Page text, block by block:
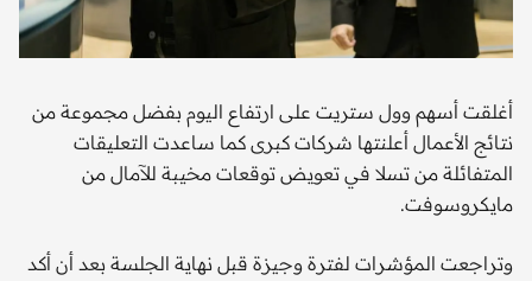
أغلقت أسهم وول ستريت على ارتفاع اليوم بفضل مجموعة من
نتائج الأعمال أعلنتها شركات كبرى كما ساعدت التعليقات
المتفائلة من تسلا في تعويض توقعات مخيبة للآمال من
مايكروسوفت.
وتراجعت المؤشرات لفترة وجيزة قبل نهاية الجلسة بعد أن أكد